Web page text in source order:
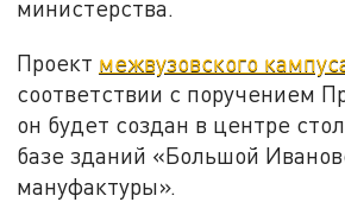
министерства.
Проект межвузовского
соответствии с поручением
он будет создан в центре
базе зданий «Большой
мануфактуры».